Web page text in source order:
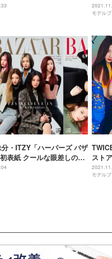
が見
モデル
・ITZY「ハーパーズ バザ
表紙 クールな眼差しの先
スト
決定
モデル